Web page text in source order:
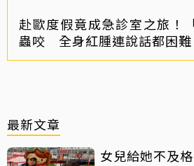
赴歐度假竟成急診室之旅！
蟲咬 全身紅腫連說話都困難
最新文章
女兒給她不及